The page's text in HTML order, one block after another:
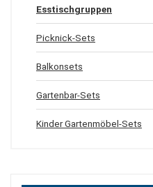
Esstischgruppen
Picknick-Sets
Balkonsets
Gartenbar-Sets
Kinder Gartenmöbel-Sets